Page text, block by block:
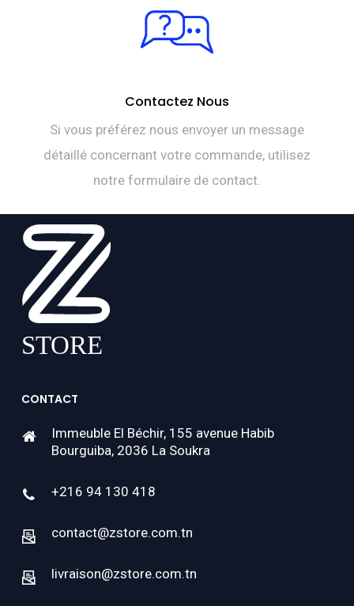
Contactez Nous
Si vous préférez nous envoyer un message
détaillé concernant votre commande, utilisez
notre formulaire de contact.
CONTACT
Immeuble El Béchir, 155 avenue Habib
Bourguiba, 2036 La Soukra
+216 94 130 418
contact@zstore.com.tn
livraison@zstore.com.tn